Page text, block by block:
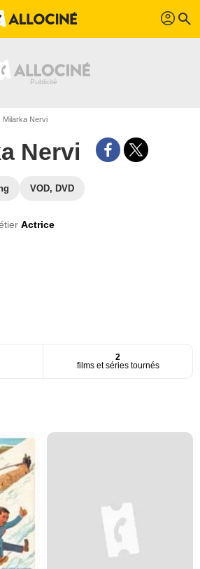
profil search
Milarka Nervi
Nervi
VOD, DVD
Actrice
2
films et séries tournés